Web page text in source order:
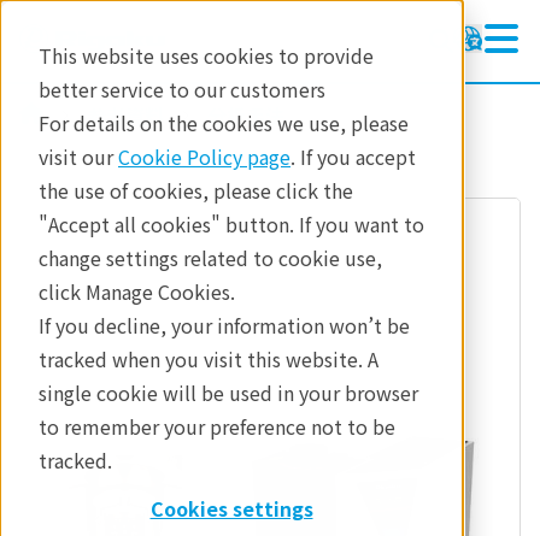
This website uses cookies to provide
better service to our customers
For details on the cookies we use, please
visit ourCookie Policy page. If you accept
the use of cookies, please click the
"Accept all cookies" button. If you want to
change settings related to cookie use,
click Manage Cookies.
If you decline, your information won’t be
tracked when you visit this website. A
single cookie will be used in your browser
to remember your preference not to be
tracked.
Cookies settings
参考資料 分析手法